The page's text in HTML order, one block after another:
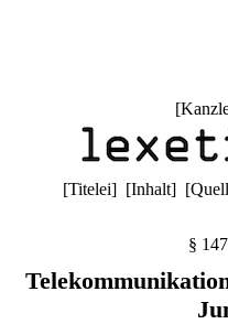
[
[Titelei] [Inhalt] [
§